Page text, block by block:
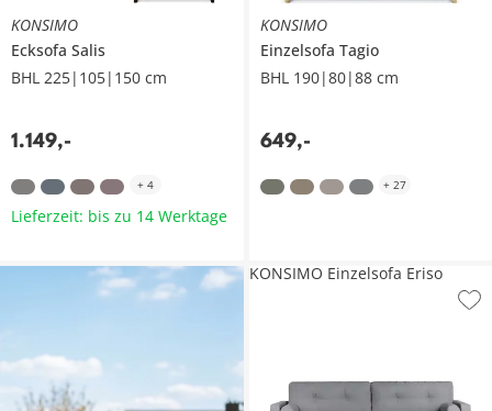
KONSIMO
Ecksofa Salis
BHL 225|105|150 cm
1.149,-
+ 4
Lieferzeit: bis zu 14 Werktage
KONSIMO
Einzelsofa Tagio
BHL 190|80|88 cm
649,-
+ 27
KONSIMO Einzelsofa Eriso